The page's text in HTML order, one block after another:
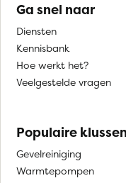
Ga snel naar
Diensten
Kennisbank
Hoe werkt het?
Veelgestelde vragen
Populaire klussen
Gevelreiniging
Warmtepompen